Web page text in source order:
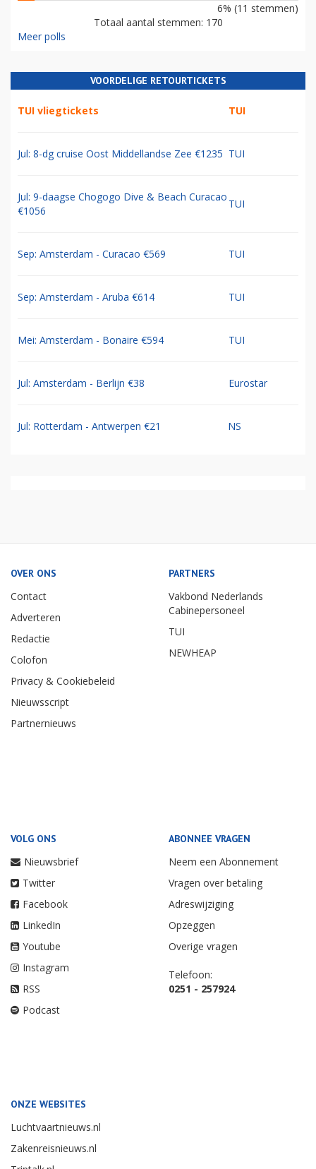
6% (11 stemmen)
Totaal aantal stemmen: 170
Meer polls
VOORDELIGE RETOURTICKETS
TUI vliegtickets TUI
Jul: 8-dg cruise Oost Middellandse Zee €1235 TUI
Jul: 9-daagse Chogogo Dive & Beach Curacao
€1056
TUI
Sep: Amsterdam - Curacao €569 TUI
Sep: Amsterdam - Aruba €614 TUI
Mei: Amsterdam - Bonaire €594 TUI
Jul: Amsterdam - Berlijn €38 Eurostar
Jul: Rotterdam - Antwerpen €21 NS
OVER ONS
Contact
Adverteren
Redactie
Colofon
Privacy & Cookiebeleid
Nieuwsscript
Partnernieuws
PARTNERS
Vakbond Nederlands
Cabinepersoneel
TUI
NEWHEAP
VOLG ONS
Nieuwsbrief
Twitter
Facebook
LinkedIn
Youtube
Instagram
RSS
Podcast
ABONNEE VRAGEN
Neem een Abonnement
Vragen over betaling
Adreswijziging
Opzeggen
Overige vragen
Telefoon:
0251 - 257924
ONZE WEBSITES
Luchtvaartnieuws.nl
Zakenreisnieuws.nl